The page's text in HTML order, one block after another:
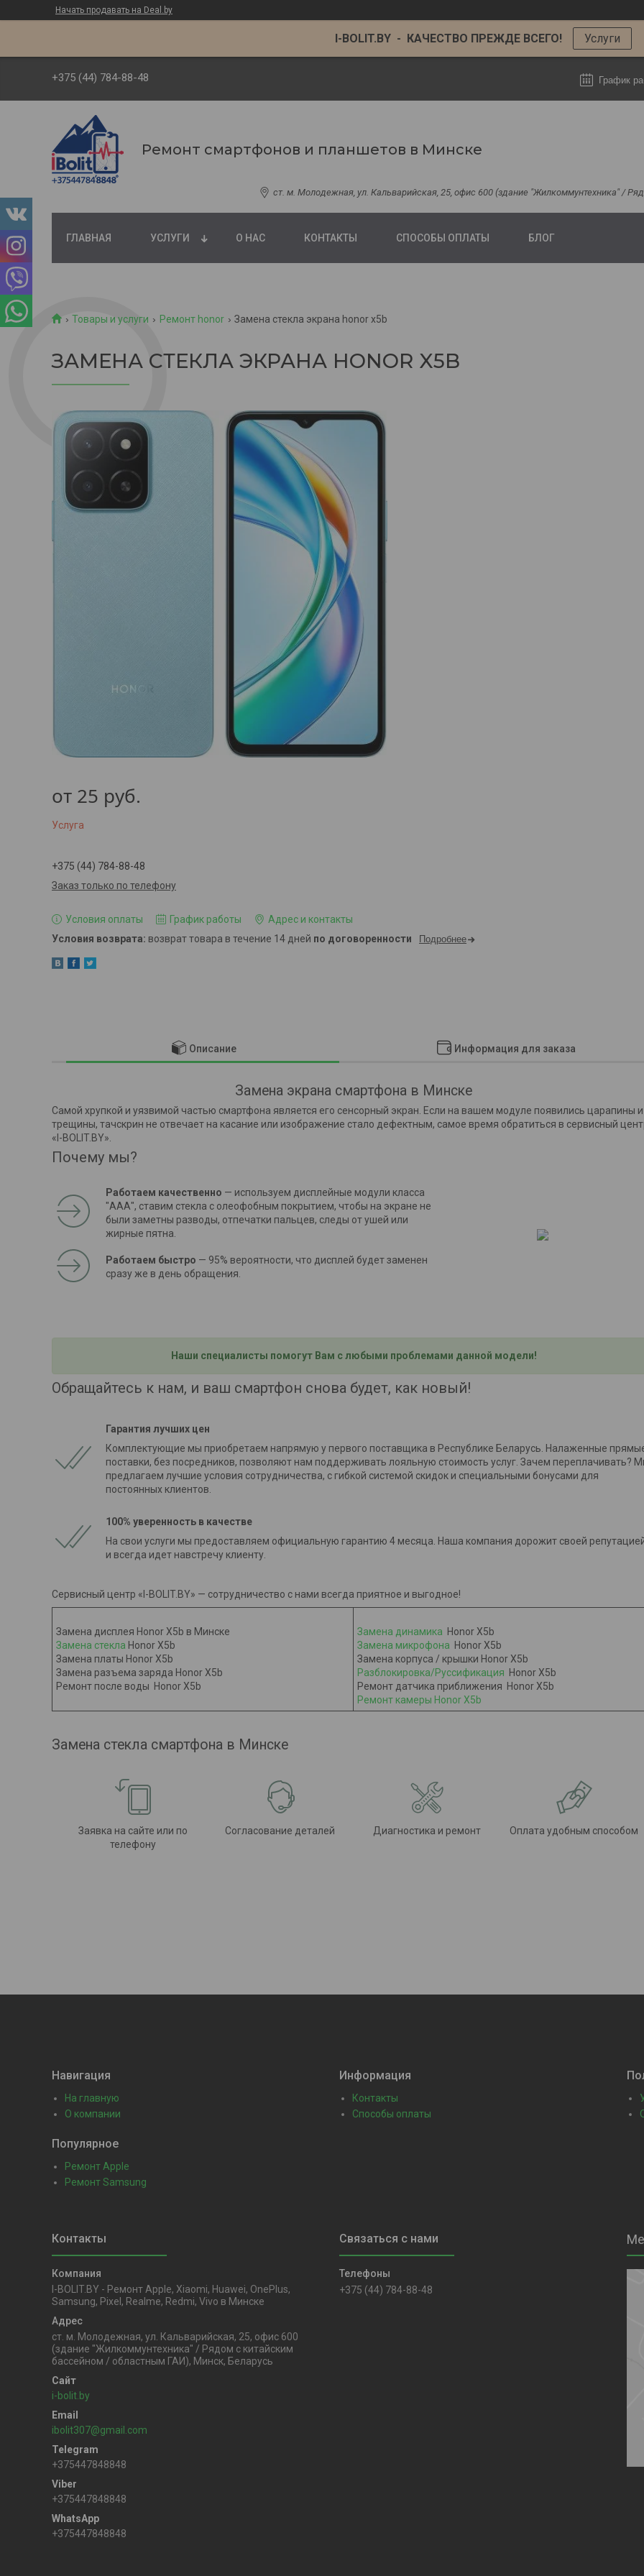
Начать продавать на Deal.by
I-BOLIT.BY - КАЧЕСТВО ПРЕЖДЕ ВСЕГО! Услуги
+375 (44) 784-88-48 График
Ремонт смартфонов и планшетов в Минске
ст. м. Молодежная, ул. Кальварийская, 25, офис 600 (здание "Жилкоммунтехника" /
ГЛАВНАЯ УСЛУГИ О НАС КОНТАКТЫ СПОСОБЫ ОПЛАТЫ БЛОГ
Товары и услуги Ремонт honor Замена стекла экрана honor x5b
ЗАМЕНА СТЕКЛА ЭКРАНА HONOR X5B
от 25 руб.
Услуга
+375 (44) 784-88-48
Заказ только по телефону
Условия оплаты График работы
Адрес и контакты
возврат товара в течение 14 дней по договоренности Подробнее
Описание Информация для заказа
Замена экрана смартфона в Минске
Самой хрупкой и уязвимой частью смартфона является его сенсорный экран. Если на вашем модуле появились царапины и
трещины, тачскрин не отвечает на касание или изображение стало дефектным, самое время обратиться в сервисный
«I-BOLIT.BY».
Почему мы?
Работаем качественно — используем дисплейные модули класса
"ААА", ставим стекла с олеофобным покрытием, чтобы на экране не
были заметны разводы, отпечатки пальцев, следы от ушей или
жирные пятна.
Работаем быстро — 95% вероятности, что дисплей будет заменен
сразу же в день обращения.
Наши специалисты помогут Вам с любыми проблемами данной модели!
Обращайтесь к нам, и ваш смартфон снова будет, как новый!
Гарантия лучших цен
Комплектующие мы приобретаем напрямую у первого поставщика в Республике Беларусь. Налаженные
поставки, без посредников, позволяют нам поддерживать лояльную стоимость услуг. Зачем переплачивать?
предлагаем лучшие условия сотрудничества, с гибкой системой скидок и специальными бонусами для
постоянных клиентов.
100% уверенность в качестве
На свои услуги мы предоставляем официальную гарантию 4 месяца. Наша компания дорожит своей
и всегда идет навстречу клиенту.
Сервисный центр «I-BOLIT.BY» — сотрудничество с нами всегда приятное и выгодное!
Замена дисплея Honor X5b в Минске
Замена стекла Honor X5b
Замена платы Honor X5b
Замена разъема заряда Honor X5b
Ремонт после воды Honor X5b
Замена динамика Honor X5b
Замена микрофона Honor X5b
Замена корпуса / крышки Honor X5b
Разблокировка/Руссификация Honor X5b
Ремонт датчика приближения Honor X5b​
Ремонт камеры Honor X5b
Замена стекла смартфона в Минске
Заявка на сайте или по
телефону
Согласование деталей Диагностика и ремонт Оплата удобным способом
Навигация
На главную
О компании
Информация
Контакты
Способы оплаты
Популярное
Ремонт Apple
Ремонт Samsung
I-BOLIT.BY - Ремонт Apple, Xiaomi, Huawei, OnePlus,
Samsung, Pixel, Realme, Redmi, Vivo в Минске
ст. м. Молодежная, ул. Кальварийская, 25, офис 600
(здание "Жилкоммунтехника" / Рядом с китайским
бассейном / областным ГАИ), Минск, Беларусь
i-bolit.by
ibolit307@gmail.com
+375447848848
+375447848848
+375447848848
+375 (44) 784-88-48